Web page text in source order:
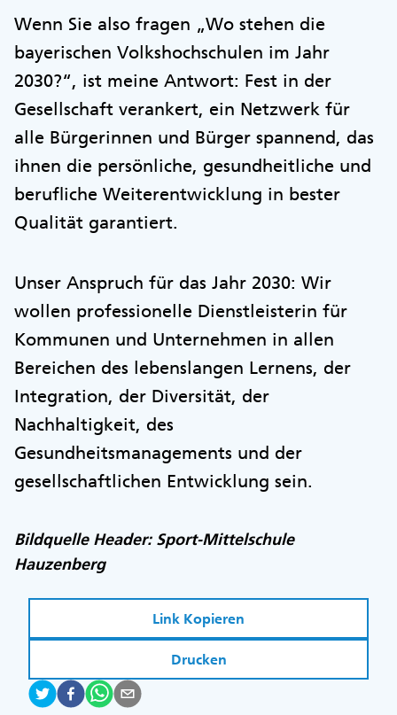
Wenn Sie also fragen „Wo stehen die
bayerischen Volkshochschulen im Jahr
2030?“, ist meine Antwort: Fest in der
Gesellschaft verankert, ein Netzwerk für
alle Bürgerinnen und Bürger spannend, das
ihnen die persönliche, gesundheitliche und
berufliche Weiterentwicklung in bester
Qualität garantiert.
Unser Anspruch für das Jahr 2030: Wir
wollen professionelle Dienstleisterin für
Kommunen und Unternehmen in allen
Bereichen des lebenslangen Lernens, der
Integration, der Diversität, der
Nachhaltigkeit, des
Gesundheitsmanagements und der
gesellschaftlichen Entwicklung sein.
Bildquelle Header: Sport-Mittelschule
Hauzenberg
Link Kopieren
Drucken